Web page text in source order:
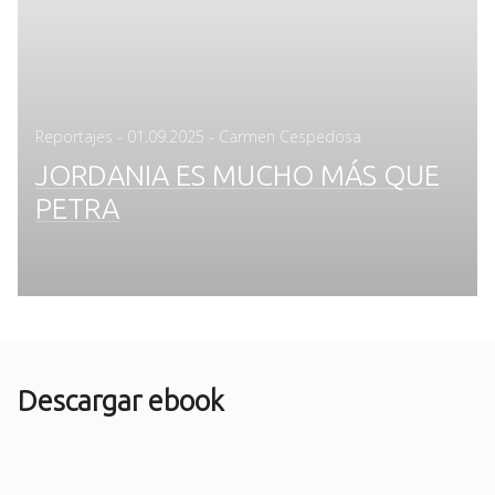
Reportajes - Posted
01.09.2025 - Carmen Cespedosa
JORDANIA ES MUCHO MÁS QUE
PETRA
Descargar ebook